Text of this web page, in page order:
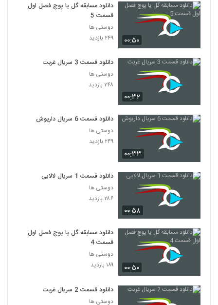
۰۰:۵۰
دانلود مسابقه گل یا پوچ فصل اول
قسمت 5
دوستی ها
۲۴۹ بازدید
۰۰:۳۲
دانلود قسمت 3 سریال غربت
دوستی ها
۲۴۸ بازدید
۰۰:۳۳
دانلود قسمت 6 سریال داریوش
دوستی ها
۲۴۹ بازدید
۰۰:۵۸
دانلود قسمت 1 سریال لالایی
دوستی ها
۲۸۶ بازدید
۰۰:۵۰
دانلود مسابقه گل یا پوچ فصل اول
قسمت 4
دوستی ها
۱۸۹ بازدید
دانلود قسمت 2 سریال غربت
دوستی ها